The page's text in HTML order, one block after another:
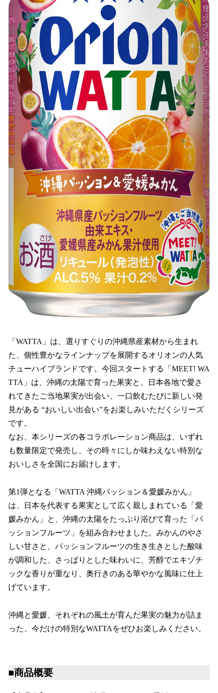
「WATTA」は、選りすぐりの沖縄県産素材から生まれ
た、個性豊かなラインナップを展開するオリオンの人気
チューハイブランドです。今回スタートする「MEET! WA
TTA」は、沖縄の太陽で育った果実と、日本各地で愛さ
れてきたご当地果実が出会い、一口飲むたびに新しい発
見がある “おいしい出会い”をお楽しみいただくシリーズ
です。
なお、本シリーズの各コラボレーション商品は、いずれ
も数量限定で発売し、その時々にしか味わえない特別な
おいしさを全国にお届けします。
第1弾となる「WATTA 沖縄パッション＆愛媛みかん」
は、日本を代表する果実として広く親しまれている「愛
媛みかん」と、沖縄の太陽をたっぷり浴びて育った「パ
ッションフルーツ」を組み合わせました。みかんのやさ
しい甘さと、パッションフルーツの生き生きとした酸味
が調和した、さっぱりとした味わいに、芳醇でエキゾチ
ックな香りが重なり、奥行きのある華やかな風味に仕上
げています。
沖縄と愛媛、それぞれの風土が育んだ果実の魅力が詰ま
った、今だけの特別なWATTAをぜひお楽しみください。
■商品概要